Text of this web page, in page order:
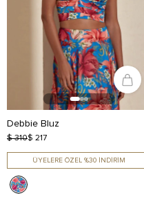
Debbie Bluz
$ 310$ 217
ÜYELERE ÖZEL %30 İNDİRİM